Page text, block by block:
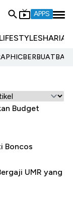
APPS
LIFESTYLESHARIA
Budget
Boncos
UMR yang